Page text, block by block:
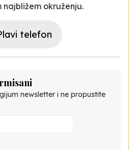
najbližem okruženju.
telefon
newsletter i ne propustite